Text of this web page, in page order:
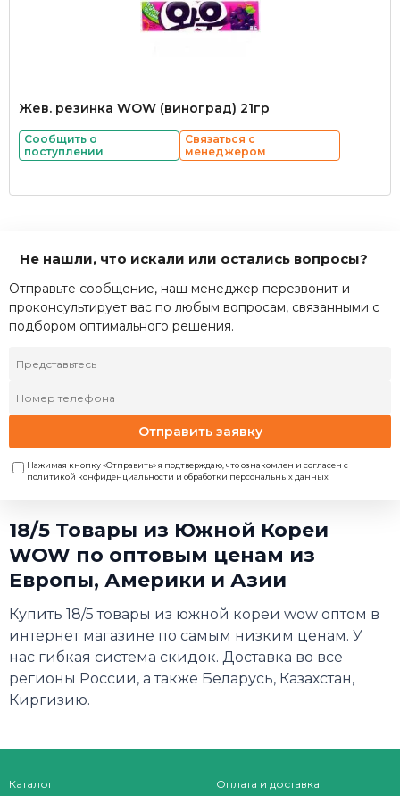
Жев. резинка WOW (виноград) 21гр
Сообщить о
поступлении
Связаться с
менеджером
Не нашли, что искали или остались вопросы?
Отправьте сообщение, наш менеджер перезвонит и
проконсультирует вас по любым вопросам, связанными с
подбором оптимального решения.
Отправить заявку
Нажимая кнопку «Отправить» я подтверждаю, что ознакомлен и согласен с
политикой конфиденциальности и обработки персональных данных
18/5 Товары из Южной Кореи
WOW по оптовым ценам из
Европы, Америки и Азии
Купить 18/5 товары из южной кореи wow оптом в
интернет магазине по самым низким ценам. У
нас гибкая система скидок. Доставка во все
регионы России, а также Беларусь, Казахстан,
Киргизию.
Каталог Оплата и доставка